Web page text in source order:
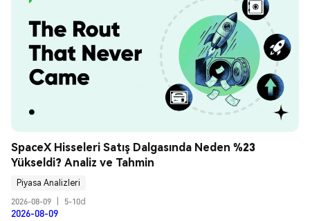
SpaceX Hisseleri Satış Dalgasında Neden %23
Yükseldi? Analiz ve Tahmin
Piyasa Analizleri
2026-08-09
5-10d
2026-08-09